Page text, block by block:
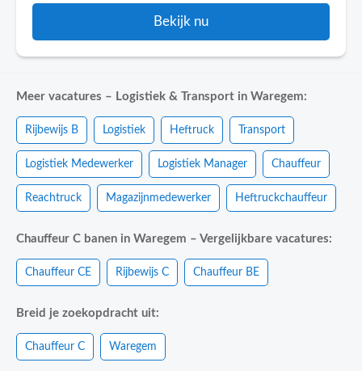
Bekijk nu
Meer vacatures – Logistiek & Transport in Waregem:
Rijbewijs B Logistiek Heftruck Transport
Logistiek Medewerker Logistiek Manager Chauffeur
Reachtruck Magazijnmedewerker Heftruckchauffeur
Chauffeur C banen in Waregem – Vergelijkbare vacatures:
Chauffeur CE Rijbewijs C Chauffeur BE
Breid je zoekopdracht uit:
Chauffeur C Waregem